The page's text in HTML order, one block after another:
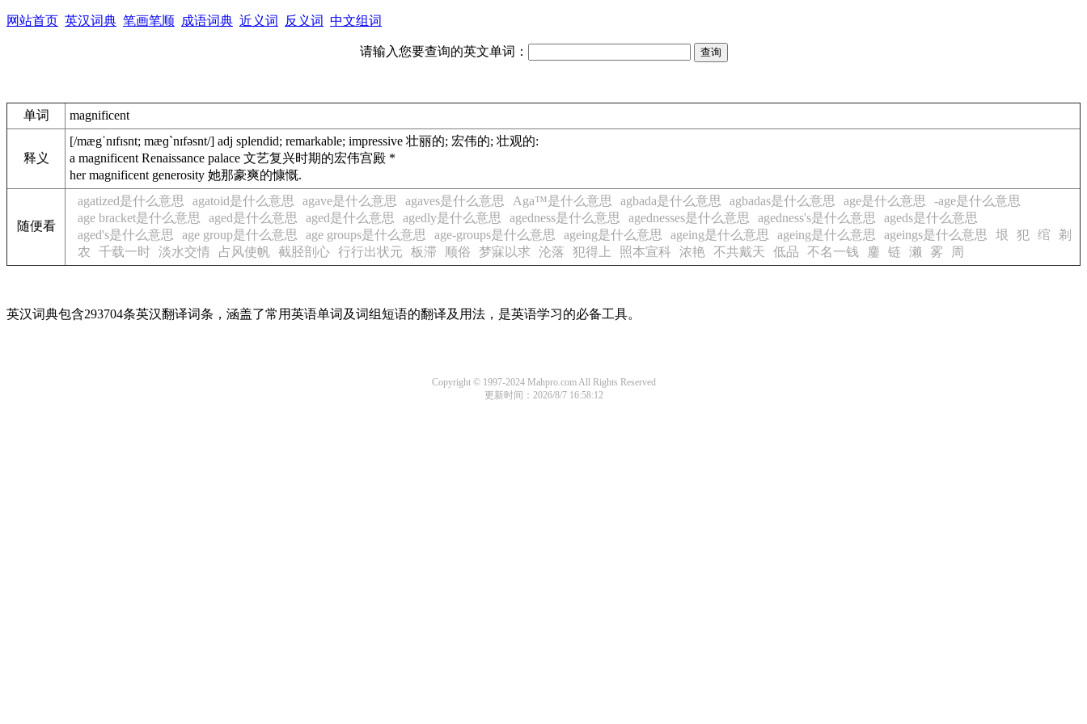
网站首页 英汉词典 笔画笔顺 成语词典 近义词 反义词 中文组词
请输入您要查询的英文单词：
单词 magnificent
释义
[/mægˈnɪfɪsnt; mæɡˋnɪfəsnt/] adj splendid; remarkable; impressive 壮丽的; 宏伟的; 壮观的:
a magnificent Renaissance palace 文艺复兴时期的宏伟宫殿 *
her magnificent generosity 她那豪爽的慷慨.
随便看
agatized是什么意思 agatoid是什么意思 agave是什么意思 agaves是什么意思 Aga™是什么意思 agbada是什么意思 agbadas是什么意思 age是什么意思
-age是什么意思
age bracket是什么意思
aged是什么意思 aged是什么意思 agedly是什么意思 agedness是什么意思 agednesses是什么意思 agedness's是什么意思
ageds是什么意思
aged's是什么意思
age group是什么意思 age groups是什么意思 age-groups是什么意思 ageing是什么意思 ageing是什么意思 ageing是什么意思 ageings是什么意思 垠 犯 绾
剃
农
千载一时 淡水交情 占风使帆 截胫剖心 行行出状元 板滞 顺俗 梦寐以求 沦落 犯得上 照本宣科 浓艳 不共戴天 低品 不名一钱 鏖 链 濑 雾 周
英汉词典包含293704条英汉翻译词条，涵盖了常用英语单词及词组短语的翻译及用法，是英语学习的必备工具。
Copyright © 1997-2024 Mahpro.com All Rights Reserved
更新时间：2026/8/7 16:58:12